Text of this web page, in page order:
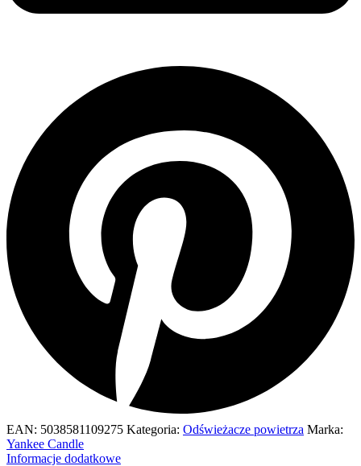
EAN: 5038581109275 Kategoria: Odświeżacze powietrza Marka:
Yankee Candle
Informacje dodatkowe